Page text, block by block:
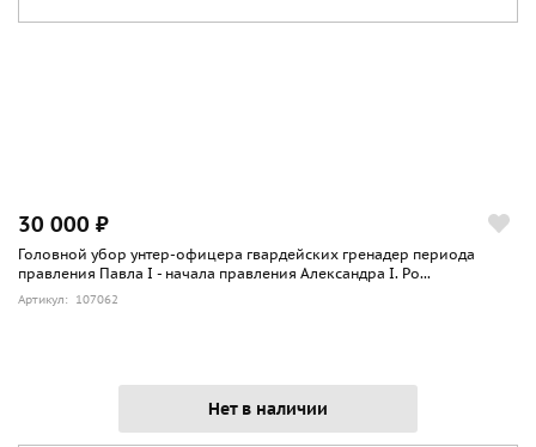
30 000 ₽
Головной убор унтер-офицера гвардейских гренадер периода
правления Павла I - начала правления Александра I. Ро...
Артикул: 107062
Нет в наличии